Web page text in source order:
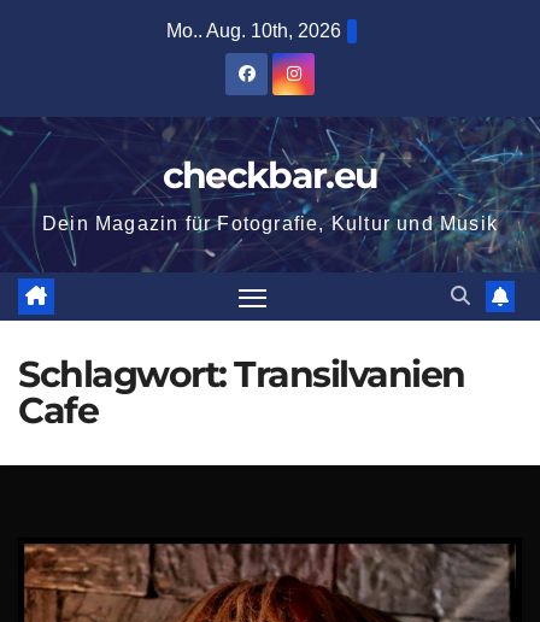
Mo.. Aug. 10th, 2026
checkbar.eu
Dein Magazin für Fotografie, Kultur und Musik
Schlagwort:Transilvanien
Cafe